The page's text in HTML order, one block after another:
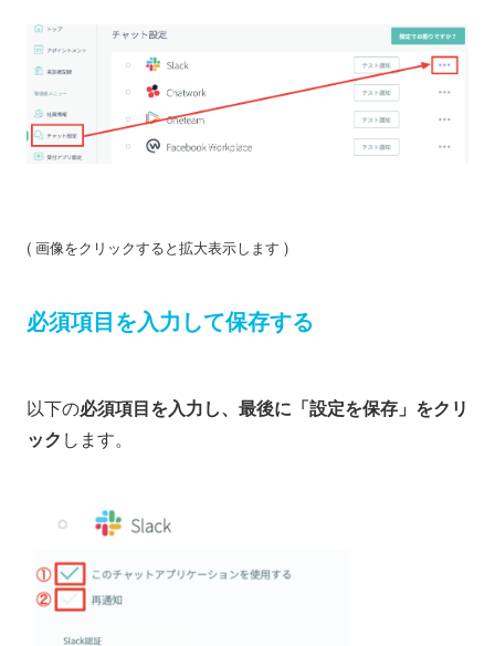
( 画像をクリックすると拡大表示します )
必須項目を入力して保存する
以下の必須項目を入力し、最後に「設定を保存」をクリ
ック します。